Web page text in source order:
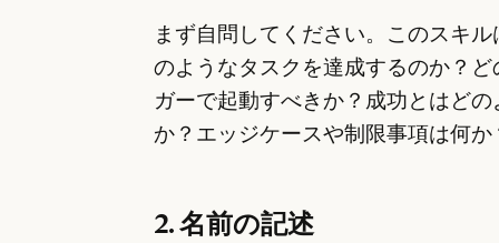
まず自問してください。このスキ
のようなタスクを達成するのか？
ガーで起動すべきか？成功とはど
か？エッジケースや制限事項は何か
2. 名前の記述